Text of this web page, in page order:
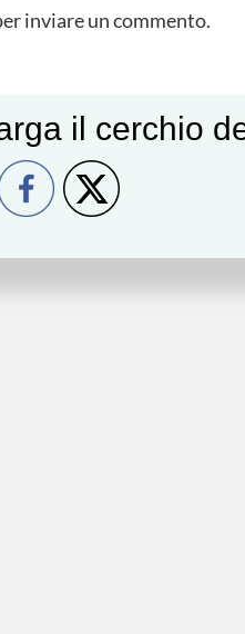
inviare un commento.
il cerchio